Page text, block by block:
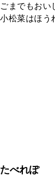
ごまでもおい
小松菜はほう
たべれぽ